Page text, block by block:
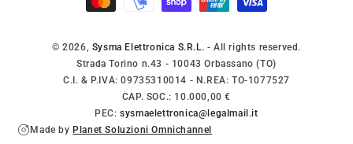
© 2026, Sysma Elettronica S.R.L. - All rights reserved.
Strada Torino n.43 - 10043 Orbassano (TO)
C.I. & P.IVA: 09735310014 - N.REA: TO-1077527
CAP. SOC.: 10.000,00 €
PEC:sysmaelettronica@legalmail.it
Made by Planet Soluzioni Omnichannel